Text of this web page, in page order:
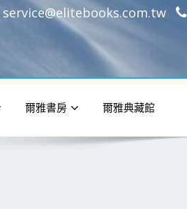
service@elitebooks.com.tw
爾雅書房 爾雅典藏館